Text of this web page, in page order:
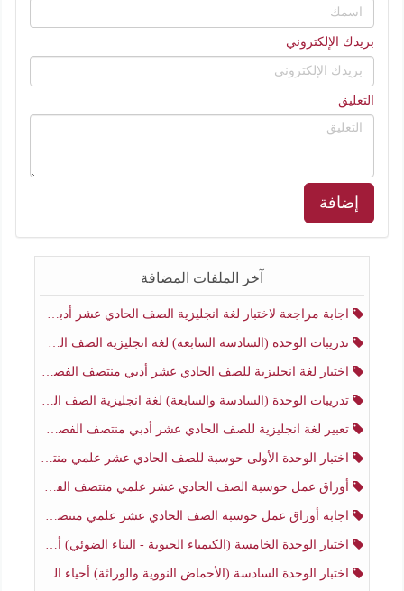
بريدك الإلكتروني
التعليق
إضافة
آخر الملفات المضافة
اجابة مراجعة لاختبار لغة انجليزية الصف الحادي عشر أدبي منتصف الفصل الثاني
تدريبات الوحدة (السادسة السابعة) لغة انجليزية الصف الحادي عشر أدبي منتصف الفصل الثاني
اختبار لغة انجليزية للصف الحادي عشر أدبي منتصف الفصل الثاني
تدريبات الوحدة (السادسة والسابعة) لغة انجليزية الصف الحادي عشر أدبي الفصل الثاني
تعبير لغة انجليزية للصف الحادي عشر أدبي منتصف الفصل الثاني
اختبار الوحدة الأولى حوسبة للصف الحادي عشر علمي منتصف الفصل الثاني
أوراق عمل حوسبة الصف الحادي عشر علمي منتصف الفصل الثاني
اجابة أوراق عمل حوسبة الصف الحادي عشر علمي منتصف الفصل الثاني
اختبار الوحدة الخامسة (الكيمياء الحيوية - البناء الضوئي) أحياء الصف الحادي عشر علمي الفصل الثاني
اختبار الوحدة السادسة (الأحماض النووية والوراثة) أحياء الصف الحادي عشر علمي منتصف الفصل الثاني